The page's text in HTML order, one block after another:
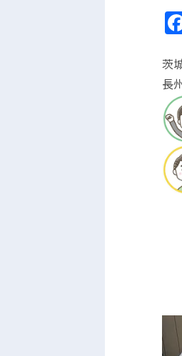
茨
長